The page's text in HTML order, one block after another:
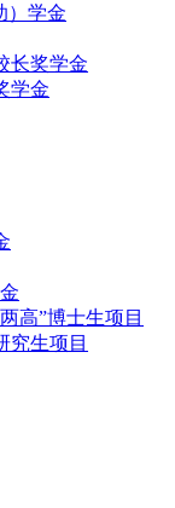
）学金
长奖学金
学金
高”博士生项目
究生项目